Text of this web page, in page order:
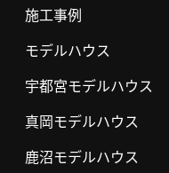
施工事例
モデルハウス
宇都宮モデルハウス
真岡モデルハウス
鹿沼モデルハウス